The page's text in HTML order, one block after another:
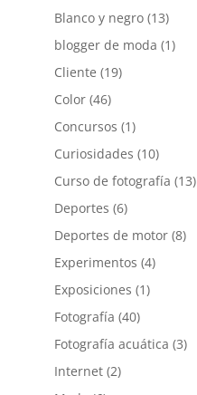
Blanco y negro(13)
blogger de moda (1)
Cliente (19)
Color(46)
Concursos (1)
Curiosidades (10)
Curso de fotografía (13)
Deportes (6)
Deportes de motor(8)
Experimentos (4)
Exposiciones (1)
Fotografía (40)
Fotografía acuática (3)
Internet(2)